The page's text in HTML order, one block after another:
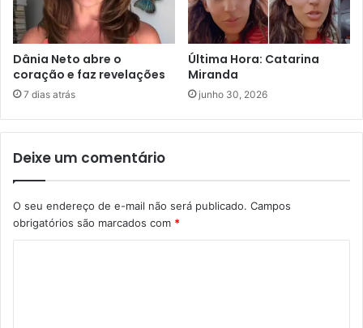
Dânia Neto abre o
coração e faz revelações
7 dias atrás
Última Hora: Catarina
Miranda
junho 30, 2026
Deixe um comentário
O seu endereço de e-mail não será publicado. Campos
obrigatórios são marcados com *